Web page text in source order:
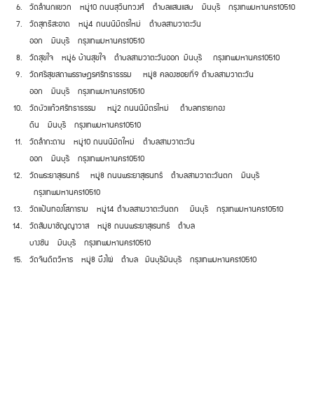
วัดลำนกแขวก หมู่10 ถนนสุวินทวงศ์ ตำบลแสนแสบ มีนบุรี กรุงเทพมหานคร10510
วัดสุทธิสะอาด หมู่4 ถนนนิมิตรใหม่ ตำบลสามวาตะวัน
ออก มีนบุรี กรุงเทพมหานคร10510
วัดสุขใจ หมู่6 บ้านสุขใจ ตำบลสามวาตะวันออก มีนบุรี กรุงเทพมหานคร10510
วัดศรีสุขสถาพรราษฎรศรัทธาธรรม หมู่8 คลองซอยที่9 ตำบลสามวาตะวัน
ออก มีนบุรี กรุงเทพมหานคร10510
วัดบัวแก้วศรัทธาธรรม หมู่2 ถนนนิมิตรใหม่ ตำบลทรายกอง
ดิน มีนบุรี กรุงเทพมหานคร10510
วัดลำกะดาน หมู่10 ถนนนิมิตใหม่ ตำบลสามวาตะวัน
ออก มีนบุรี กรุงเทพมหานคร10510
วัดพระยาสุเรนทร์ หมู่8 ถนนพระยาสุเรนทร์ ตำบลสามวาตะวันตก มีนบุรี
กรุงเทพมหานคร10510
วัดแป้นทองโสภาราม หมู่14 ตำบลสามวาตะวันตก มีนบุรี กรุงเทพมหานคร10510
วัดสัมมาชัญญาวาส หมู่8 ถนนพระยาสุเรนทร์ ตำบล
บางชัน มีนบุรี กรุงเทพมหานคร10510
วัดจินดิตวิหาร หมู่8 บึงไผ่ ตำบล มีนบุรีมีนบุรี กรุงเทพมหานคร10510